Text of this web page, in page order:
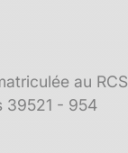
au RCS
39521 - 954